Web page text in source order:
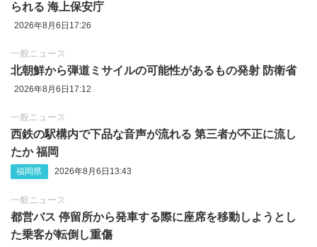
られる 海上保安庁
2026年8月6日17:26
一般ニュース
北朝鮮から弾道ミサイルの可能性があるもの発射 防衛省
2026年8月6日17:12
一般ニュース
西鉄の駅構内で下品な音声が流れる 第三者が不正に流し
たか 福岡
福岡県 2026年8月6日13:43
一般ニュース
都営バス 停留所から発車する際に座席を移動しようとし
た乗客が転倒し重傷